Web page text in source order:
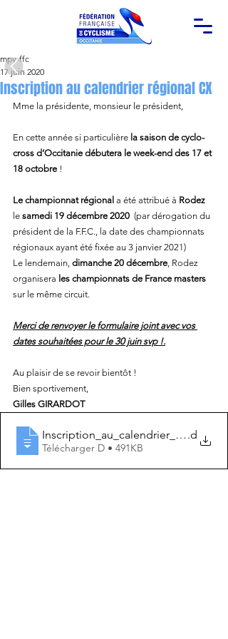
Inscription au calendrier régional CX
mpy-ffc
17 juin 2020
Mme la présidente, monsieur le président,
En cette année si particulière la saison de cyclo-
cross d’Occitanie débutera le week-end des 17 et
18 octobre !
Le championnat régional a été attribué à Rodez
le samedi 19 décembre 2020 (par dérogation du
président de la F.F.C., la date des championnats
régionaux ayant été fixée au 3 janvier 2021)
Le lendemain, dimanche 20 décembre, Rodez
organisera les championnats de France masters
sur le même circuit.
Merci de renvoyer le formulaire joint avec vos
dates souhaitées pour le 30 juin svp !.
Au plaisir de se revoir bientôt !
Bien sportivement,
Gilles GIRARDOT
.d
Télécharger D • 491KB